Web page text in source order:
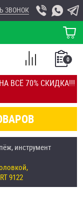
ВСЁ 70% СКИДКА!!!
ЗВОНОК
КОРЗИНА
0
СПИСОК
СРАВНЕНИЕ
инструмент
9122